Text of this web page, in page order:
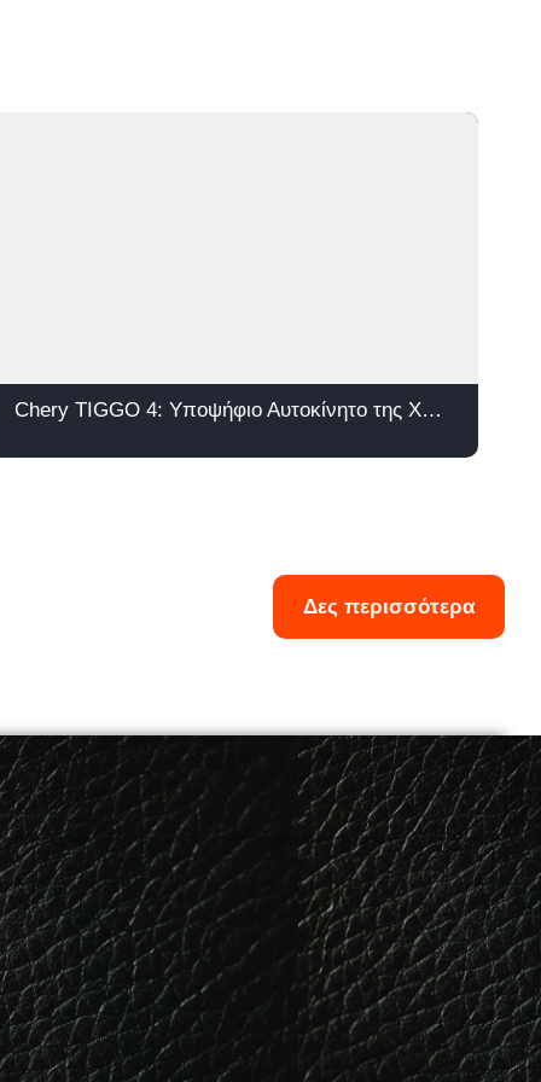
Chery TIGGO 4: Υποψήφιο Αυτοκίνητο της Χρονιάς 2026
Δες περισσότερα